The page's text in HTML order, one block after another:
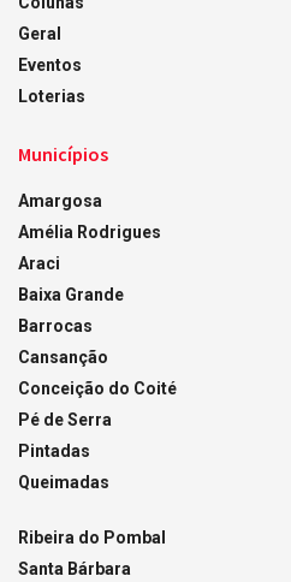
Geral
Eventos
Loterias
Municípios
Amargosa
Amélia Rodrigues
Araci
Baixa Grande
Barrocas
Cansanção
Conceição do Coité
Pé de Serra
Pintadas
Queimadas
Ribeira do Pombal
Santa Bárbara